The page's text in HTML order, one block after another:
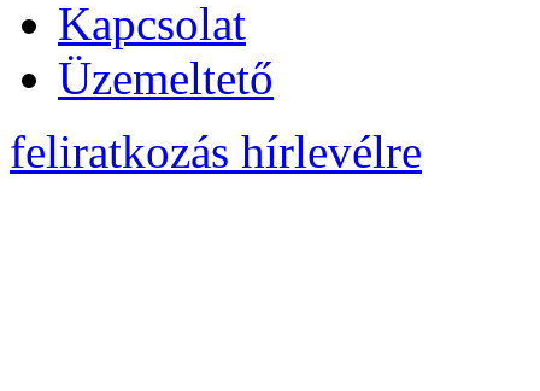
Kapcsolat
Üzemeltető
feliratkozás hírlevélre